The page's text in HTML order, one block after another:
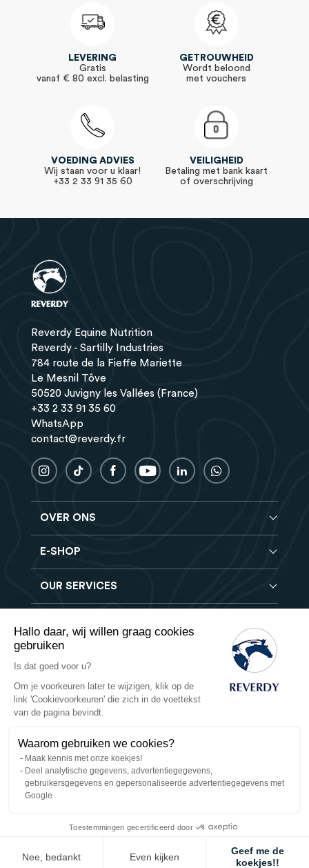
Hallo daar, wij willen graag cookies
gebruiken
Is dat goed voor u?
Om je voorkeuren later te wijzigen, klik op de
link 'Cookievoorkeuren' die zich in de voettekst
van de pagina bevindt.
Waarom gebruiken we cookies?
Maak kennis met onze koekjes!
Deel analytische gegevens, advertentiegegevens,
gebruikersgegevens en gepersonaliseerde advertentiegegevens met
Google
Toestemmingen gecertificeerd door
Nee, bedankt Even kijken
Geef me de
koekjes!!
LEVERING
Gratis
vanaf € 80 excl. belasting
GETROUWHEID
Wordt beloond
met vouchers
VOEDING ADVIES
Wij staan voor u klaar!
+33 2 33 91 35 60
VEILIGHEID
Betaling met bank kaart
of overschrijving
Reverdy Equine Nutrition
Reverdy - Sartilly Industries
784 route de la Fieffe Mariette
Le Mesnil Tôve
50520 Juvigny les Vallées (France)
+33 2 33 91 35 60
WhatsApp
contact@reverdy.fr
OVER ONS
Blog
Banen
Contact
E-SHOP
Compleet voeder
Granen verbeteraars
Mineralen- en Vitaminen supplementen
Voedingssupplementen
Reverdy Vet
Natuurlijke producten
OUR SERVICES
Reverdy B2B
Levering
Veilige betaling
Retourbeleid
Bedrijfsgegevens
Cookies